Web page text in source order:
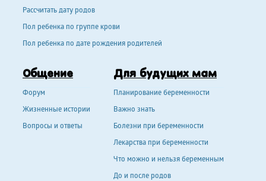
Рассчитать дату родов
Пол ребенка по группе крови
Пол ребенка по дате рождения родителей
Общение
Форум
Жизненные истории
Вопросы и ответы
Для будущих мам
Планирование беременности
Важно знать
Болезни при беременности
Лекарства при беременности
Что можно и нельзя беременным
До и после родов